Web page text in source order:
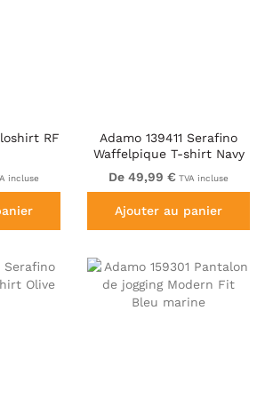
RF
incluse
Adamo 139411 Serafino
Waffelpique T-shirt Navy
De 49,99 € TVA incluse
Ajouter au panier